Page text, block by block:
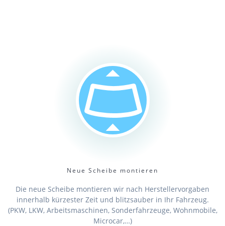
Neue Scheibe montieren
Die neue Scheibe montieren wir nach Herstellervorgaben
innerhalb kürzester Zeit und blitzsauber in Ihr Fahrzeug.
(PKW, LKW, Arbeitsmaschinen, Sonderfahrzeuge, Wohnmobile,
Microcar,…)